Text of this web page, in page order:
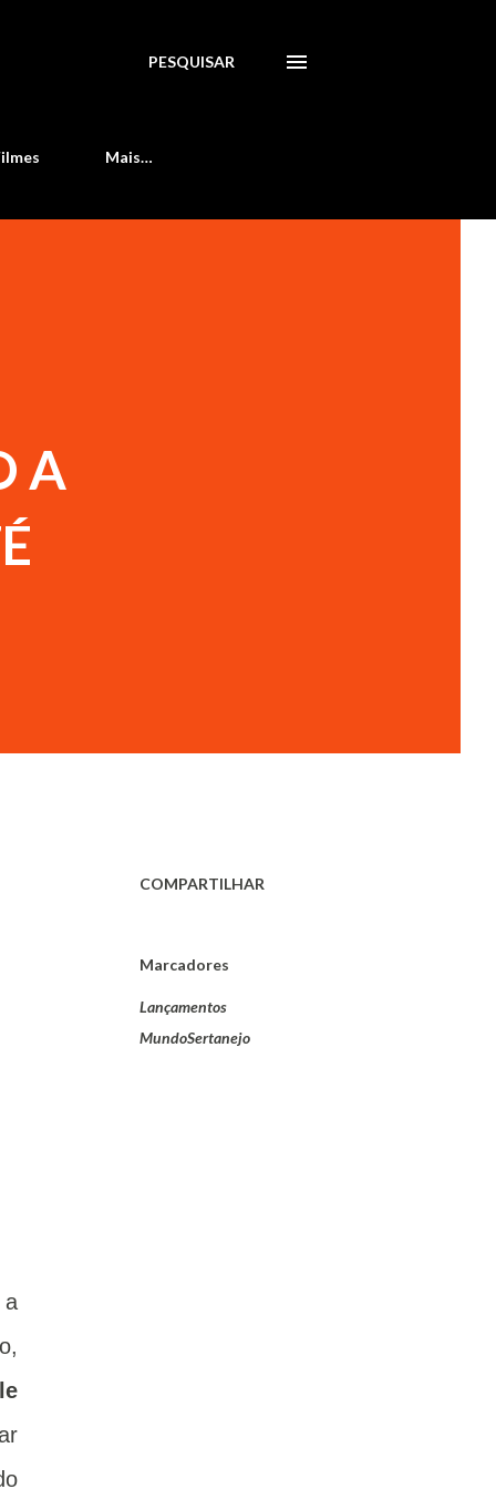
PESQUISAR
Mais…
A
COMPARTILHAR
Marcadores
Lançamentos
MundoSertanejo